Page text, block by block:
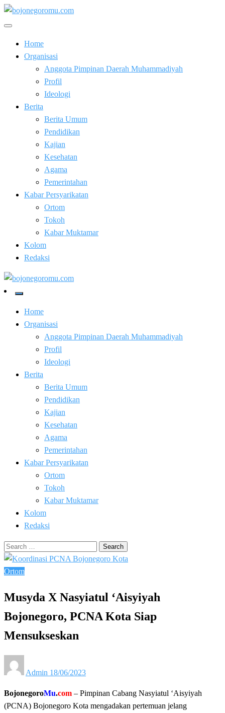
Skip
to
bojonegoromu.com
Home
Organisasi
Anggota Pimpinan Daerah Muhammadiyah
Profil
Ideologi
Berita
Berita Umum
Pendidikan
Kajian
Kesehatan
Agama
Pemerintahan
Kabar Persyarikatan
Ortom
Tokoh
Kabar Muktamar
Kolom
Redaksi
bojonegoromu.com
Home
Organisasi
Anggota Pimpinan Daerah Muhammadiyah
Profil
Ideologi
Berita
Berita Umum
Pendidikan
Kajian
Kesehatan
Agama
Pemerintahan
Kabar Persyarikatan
Ortom
Tokoh
Kabar Muktamar
Kolom
Redaksi
Search
for:
Ortom
Musyda X Nasyiatul ‘Aisyiyah
Bojonegoro, PCNA Kota Siap
Mensukseskan
Admin on
18/06/2023
BojonegoroMu.com – Pimpinan Cabang Nasyiatul ‘Aisyiyah
(PCNA) Bojonegoro Kota mengadakan pertemuan jelang